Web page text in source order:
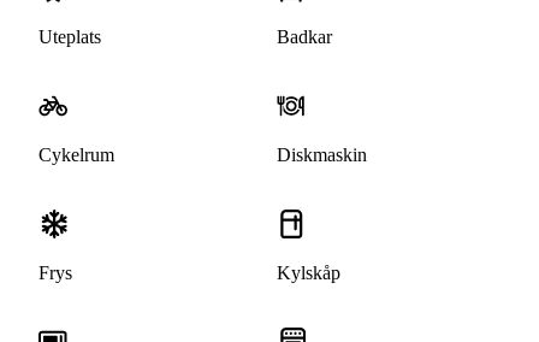
Uteplats Badkar
Cykelrum Diskmaskin
Frys Kylskåp